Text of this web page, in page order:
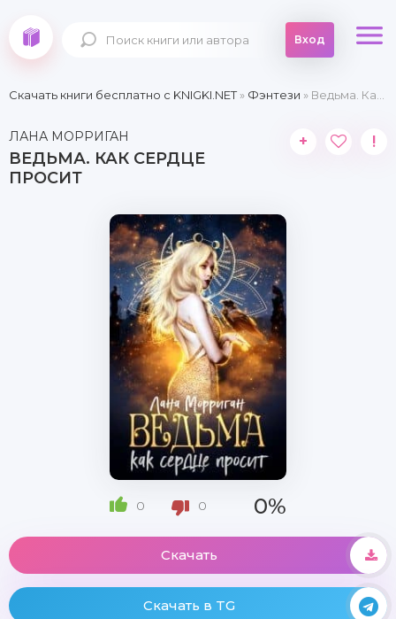
Вход
Скачать книги бесплатно c KNIGKI.NET» Фэнтези » Ведьма. Как сердце просит
ЛАНА МОРРИГАН
ВЕДЬМА. КАК СЕРДЦЕ
ПРОСИТ
+ !
0 0 0%
Скачать
Скачать в TG